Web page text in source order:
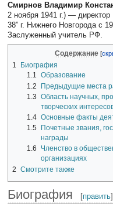
Смирнов Владимир
2 ноября 1941 г.) —
38” г. Нижнего Новгорода с
Заслуженный учитель РФ.
Содержание
1
Биография
1.1 Образование
1.2
Предыдущие места
1.3 Область научных,
творческих
1.4 Основные факты
1.5
Почетные звания,
награды
1.6
Членство в
организациях
2
Смотрите также
Биография [править]